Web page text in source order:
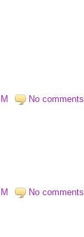
No comments
No comments